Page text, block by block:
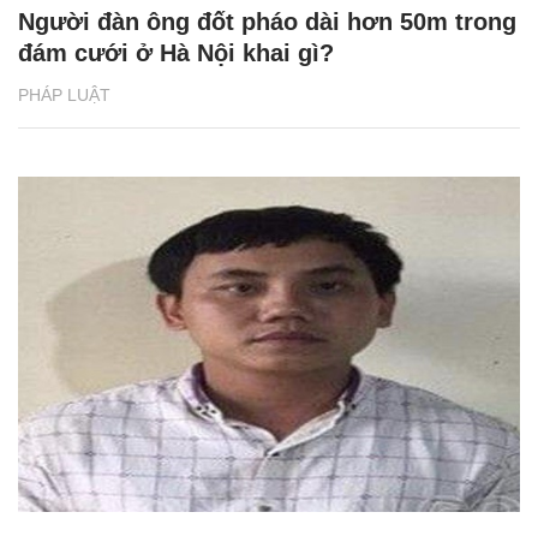
PHÁP LUẬT
Người đàn ông đốt pháo dài hơn 50m trong
đám cưới ở Hà Nội khai gì?